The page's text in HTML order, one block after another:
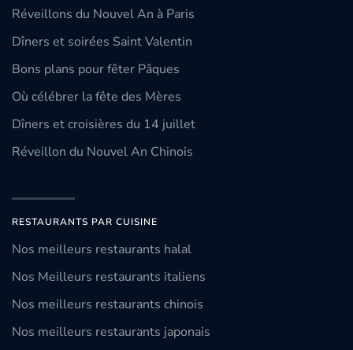
Réveillons du Nouvel An à Paris
Dîners et soirées Saint Valentin
Bons plans pour fêter Pâques
Où célébrer la fête des Mères
Dîners et croisières du 14 juillet
Réveillon du Nouvel An Chinois
RESTAURANTS PAR CUISINE
Nos meilleurs restaurants halal
Nos Meilleurs restaurants italiens
Nos meilleurs restaurants chinois
Nos meilleurs restaurants japonais